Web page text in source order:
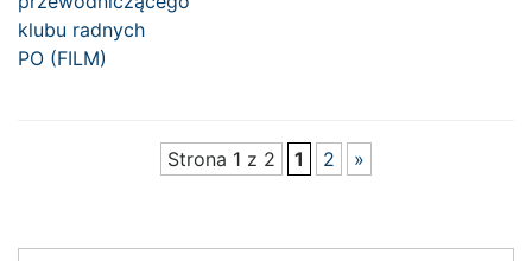
Strona 1 z 2 1 2 »